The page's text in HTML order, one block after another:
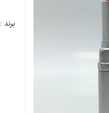
برند :